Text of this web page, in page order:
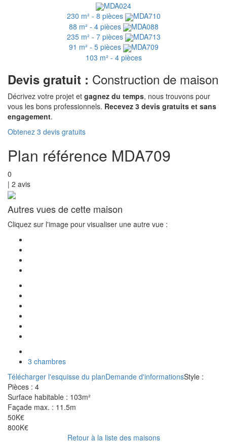
MDA024
230 m² - 8 pièces
MDA710
88 m² - 4 pièces
MDA088
235 m² - 7 pièces
MDA713
91 m² - 5 pièces
MDA709
103 m² - 4 pièces
Devis gratuit : Construction de maison
Décrivez votre projet et gagnez du temps, nous trouvons pour
vous les bons professionnels. Recevez 3 devis gratuits et sans
engagement.
Obtenez 3 devis gratuits
Plan référence MDA709
0
| 2 avis
Autres vues de cette maison
Cliquez sur l'image pour visualiser une autre vue :
3 chambres
Télécharger l'esquisse du planDemande d'informationsStyle :
Pièces : 4
Surface habitable : 103m²
Façade max. : 11.5m
50K€
800K€
Retour à la liste des maisons